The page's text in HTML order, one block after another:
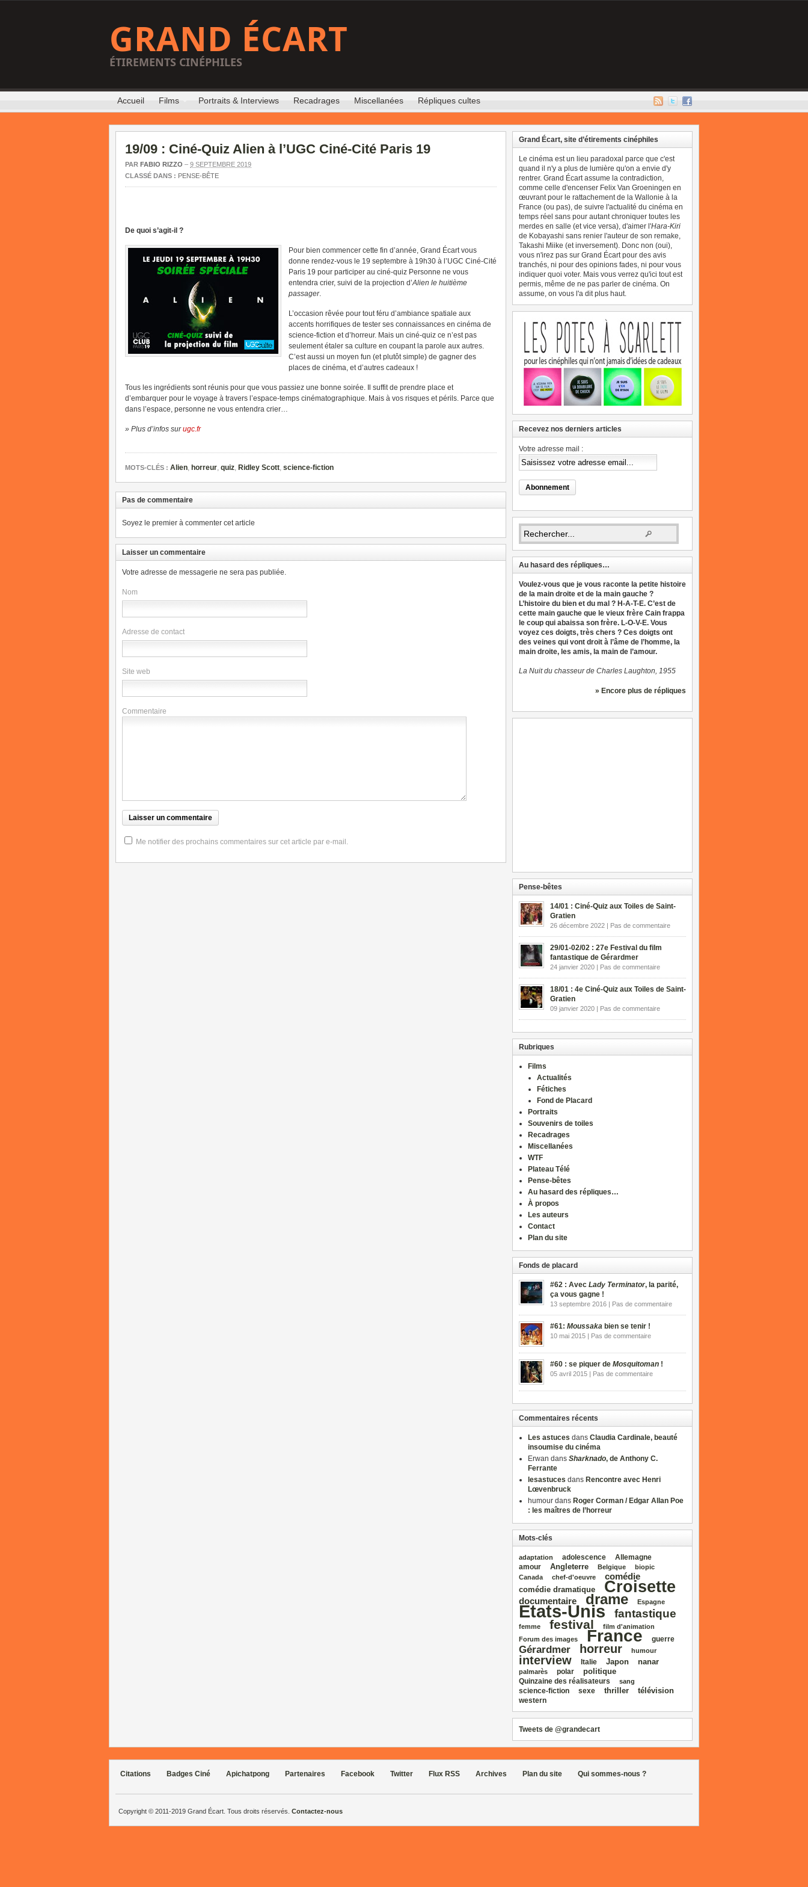
GRAND ÉCART
ÉTIREMENTS CINÉPHILES
Accueil Films Portraits & Interviews Recadrages Miscellanées Répliques cultes
19/09 : Ciné-Quiz Alien à l’UGC Ciné-Cité Paris 19
PAR FABIO RIZZO – 9 SEPTEMBRE 2019
CLASSÉ DANS : PENSE-BÊTE
De quoi s’agit-il ?
Pour bien commencer cette fin d’année, Grand Écart vous
donne rendez-vous le 19 septembre à 19h30 à l’UGC Ciné-Cité
Paris 19 pour participer au ciné-quiz Personne ne vous
entendra crier, suivi de la projection d’Alien le huitième
passager.
L’occasion rêvée pour tout féru d’ambiance spatiale aux
accents horrifiques de tester ses connaissances en cinéma de
science-fiction et d’horreur. Mais un ciné-quiz ce n’est pas
seulement étaler sa culture en coupant la parole aux autres.
C’est aussi un moyen fun (et plutôt simple) de gagner des
places de cinéma, et d’autres cadeaux !
Tous les ingrédients sont réunis pour que vous passiez une bonne soirée. Il suffit de prendre place et
d’embarquer pour le voyage à travers l’espace-temps cinématographique. Mais à vos risques et périls. Parce que
dans l’espace, personne ne vous entendra crier…
» Plus d’infos surugc.fr
MOTS-CLÉS : Alien, horreur, quiz, Ridley Scott, science-fiction
Pas de commentaire
Soyez le premier à commenter cet article
Laisser un commentaire
Votre adresse de messagerie ne sera pas publiée.
Nom
Adresse de contact
Site web
Commentaire
Me notifier des prochains commentaires sur cet article par e-mail.
Grand Écart, site d’étirements cinéphiles
Le cinéma est un lieu paradoxal parce que c'est
quand il n'y a plus de lumière qu'on a envie d'y
rentrer. Grand Écart assume la contradiction,
comme celle d'encenser Felix Van Groeningen en
œuvrant pour le rattachement de la Wallonie à la
France (ou pas), de suivre l'actualité du cinéma en
temps réel sans pour autant chroniquer toutes les
merdes en salle (et vice versa), d'aimer l'Hara-Kiri
de Kobayashi sans renier l'auteur de son remake,
Takashi Miike (et inversement). Donc non (oui),
vous n'irez pas sur Grand Écart pour des avis
tranchés, ni pour des opinions fades, ni pour vous
indiquer quoi voter. Mais vous verrez qu'ici tout est
permis, même de ne pas parler de cinéma. On
assume, on vous l'a dit plus haut.
Recevez nos derniers articles
Votre adresse mail :
Au hasard des répliques…
Voulez-vous que je vous raconte la petite histoire
de la main droite et de la main gauche ?
L’histoire du bien et du mal ? H-A-T-E. C’est de
cette main gauche que le vieux frère Cain frappa
le coup qui abaissa son frère. L-O-V-E. Vous
voyez ces doigts, très chers ? Ces doigts ont
des veines qui vont droit à l’âme de l’homme, la
main droite, les amis, la main de l’amour.
La Nuit du chasseur de Charles Laughton, 1955
» Encore plus de répliques
Pense-bêtes
14/01 : Ciné-Quiz aux Toiles de Saint-
Gratien
26 décembre 2022 | Pas de commentaire
29/01-02/02 : 27e Festival du film
fantastique de Gérardmer
24 janvier 2020 | Pas de commentaire
18/01 : 4e Ciné-Quiz aux Toiles de Saint-
Gratien
09 janvier 2020 | Pas de commentaire
Rubriques
Films
Actualités
Fétiches
Fond de Placard
Portraits
Souvenirs de toiles
Recadrages
Miscellanées
WTF
Plateau Télé
Pense-bêtes
Au hasard des répliques…
À propos
Les auteurs
Contact
Plan du site
Fonds de placard
#62 : Avec Lady Terminator, la parité,
ça vous gagne !
13 septembre 2016 | Pas de commentaire
#61: Moussaka bien se tenir !
10 mai 2015 | Pas de commentaire
#60 : se piquer de Mosquitoman !
05 avril 2015 | Pas de commentaire
Commentaires récents
Les astuces dans Claudia Cardinale, beauté
insoumise du cinéma
Erwan dans Sharknado, de Anthony C.
Ferrante
lesastuces dans Rencontre avec Henri
Lœvenbruck
humour dans Roger Corman / Edgar Allan Poe
: les maîtres de l’horreur
Mots-clés
adaptation adolescence Allemagne
amour Angleterre Belgique
biopic
Canada
chef‑d'oeuvre comédie
comédie dramatique Croisette
documentaire drame Espagne
Etats‑Unis fantastique
femme festival
film d'animation
Forum des images
France guerre
Gérardmer horreur humour
interview Italie Japon nanar
palmarès polar politique
Quinzaine des réalisateurs sang
science‑fiction sexe thriller télévision
western
Tweets de @grandecart
Citations Badges Ciné Apichatpong Partenaires Facebook Twitter Flux RSS Archives Plan du site Qui sommes-nous ?
Copyright © 2011-2019 Grand Écart. Tous droits réservés. Contactez-nous